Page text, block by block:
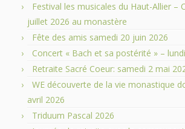
Festival les musicales du Haut-Allier –
juillet 2026 au monastère
Fête des amis samedi 20 juin 2026
Concert « Bach et sa postérité » –
Retraite Sacré Coeur: samedi 2 mai
WE découverte de la vie monastique
avril 2026
Triduum Pascal 2026